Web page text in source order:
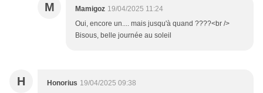
M Mamigoz 19/04/2025 11:24
Oui, encore un.... mais jusqu'à quand ????<br />
Bisous, belle journée au soleil
H Honorius 19/04/2025 09:38